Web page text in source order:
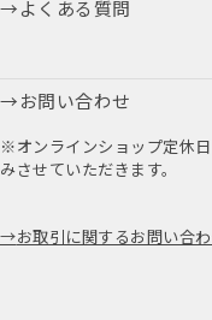
よくある質問
お問い合わせ
※オンラインショップ定休
みさせていただきます。
お取引に関するお問い合